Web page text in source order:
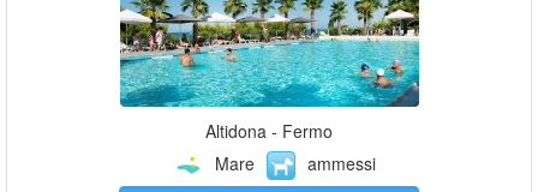
Altidona - Fermo
Mare
ammessi